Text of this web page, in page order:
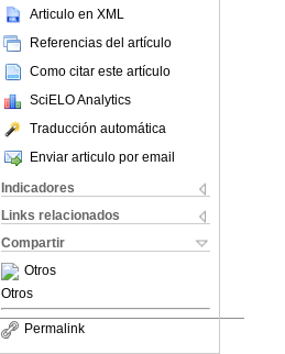
Articulo en XML
Referencias del artículo
Como citar este artículo
SciELO Analytics
Traducción automática
Enviar articulo por email
Indicadores
Links relacionados
Compartir
Otros
Otros
Permalink